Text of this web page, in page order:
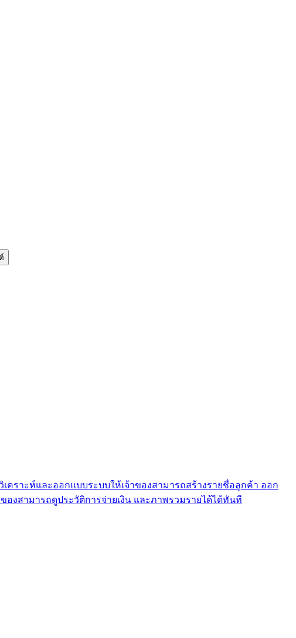
ราะห์และออกแบบระบบให้เจ้าของสามารถสร้างรายชื่อลูกค้า ออก
งสามารถดูประวัติการจ่ายเงิน และภาพรวมรายได้ได้ทันที